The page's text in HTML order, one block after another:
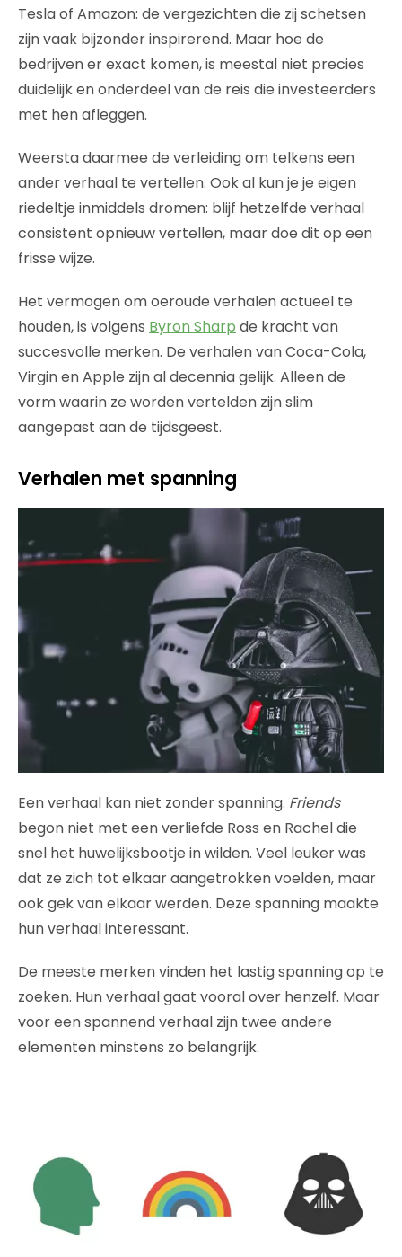
Tesla of Amazon: de vergezichten die zij schetsen
zijn vaak bijzonder inspirerend. Maar hoe de
bedrijven er exact komen, is meestal niet precies
duidelijk en onderdeel van de reis die investeerders
met hen afleggen.
Weersta daarmee de verleiding om telkens een
ander verhaal te vertellen. Ook al kun je je eigen
riedeltje inmiddels dromen: blijf hetzelfde verhaal
consistent opnieuw vertellen, maar doe dit op een
frisse wijze.
Het vermogen om oeroude verhalen actueel te
houden, is volgens Byron Sharp de kracht van
succesvolle merken. De verhalen van Coca-Cola,
Virgin en Apple zijn al decennia gelijk. Alleen de
vorm waarin ze worden vertelden zijn slim
aangepast aan de tijdsgeest.
Verhalen met spanning
Een verhaal kan niet zonder spanning. Friends
begon niet met een verliefde Ross en Rachel die
snel het huwelijksbootje in wilden. Veel leuker was
dat ze zich tot elkaar aangetrokken voelden, maar
ook gek van elkaar werden. Deze spanning maakte
hun verhaal interessant.
De meeste merken vinden het lastig spanning op te
zoeken. Hun verhaal gaat vooral over henzelf. Maar
voor een spannend verhaal zijn twee andere
elementen minstens zo belangrijk.